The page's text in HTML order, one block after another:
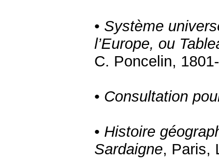
• Système
l’Europe, ou
C. Poncelin,
• Consultation
• Histoire
Sardaigne, Paris,